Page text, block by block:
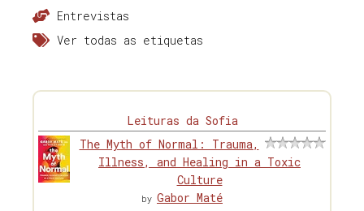
Entrevistas
Ver todas as etiquetas
Leituras da Sofia
The Myth of Normal: Trauma,
Illness, and Healing in a Toxic
Culture
by Gabor Maté